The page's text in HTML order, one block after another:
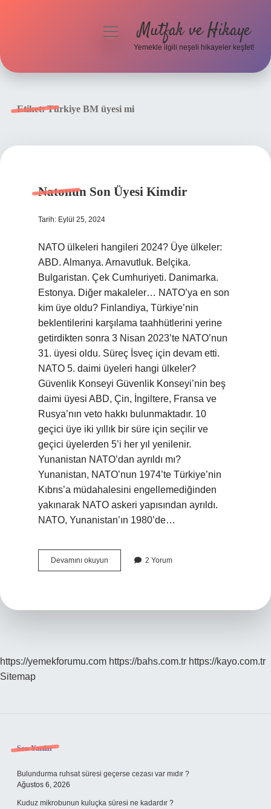
menüyüMutfak ve Hikaye
Yemekle ilgili neşeli hikayeler keşfet!
Etiket:Türkiye BM üyesi mi
Natonun Son Üyesi Kimdir
Tarih: Eylül 25, 2024
NATO ülkeleri hangileri 2024? Üye ülkeler:
ABD. Almanya. Arnavutluk. Belçika.
Bulgaristan. Çek Cumhuriyeti. Danimarka.
Estonya. Diğer makaleler… NATO’ya en son
kim üye oldu? Finlandiya, Türkiye’nin
beklentilerini karşılama taahhütlerini yerine
getirdikten sonra 3 Nisan 2023’te NATO’nun
31. üyesi oldu. Süreç İsveç için devam etti.
NATO 5. daimi üyeleri hangi ülkeler?
Güvenlik Konseyi Güvenlik Konseyi’nin beş
daimi üyesi ABD, Çin, İngiltere, Fransa ve
Rusya’nın veto hakkı bulunmaktadır. 10
geçici üye iki yıllık bir süre için seçilir ve
geçici üyelerden 5’i her yıl yenilenir.
Yunanistan NATO’dan ayrıldı mı?
Yunanistan, NATO’nun 1974’te Türkiye’nin
Kıbrıs’a müdahalesini engellemediğinden
yakınarak NATO askeri yapısından ayrıldı.
NATO, Yunanistan’ın 1980’de…
Devamını okuyun Natonun
Son
2 Yorum
https://yemekforumu.com https://bahs.com.tr https://kayo.com.tr
Sitemap
Sidebar
Son Yazılar
Bulundurma ruhsat süresi geçerse cezası var mıdır ?
Ağustos 6, 2026
Kuduz mikrobunun kuluçka süresi ne kadardır ?